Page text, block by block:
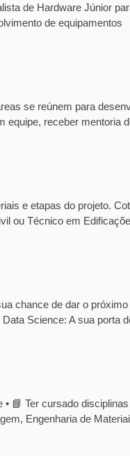
de Hardware Júnior
de equipamentos
se reúnem para
equipe, receber mentoria
e etapas do projeto.
ou Técnico em
chance de dar o
Science: A sua porta
📘 Ter cursado disciplinas
Engenharia de